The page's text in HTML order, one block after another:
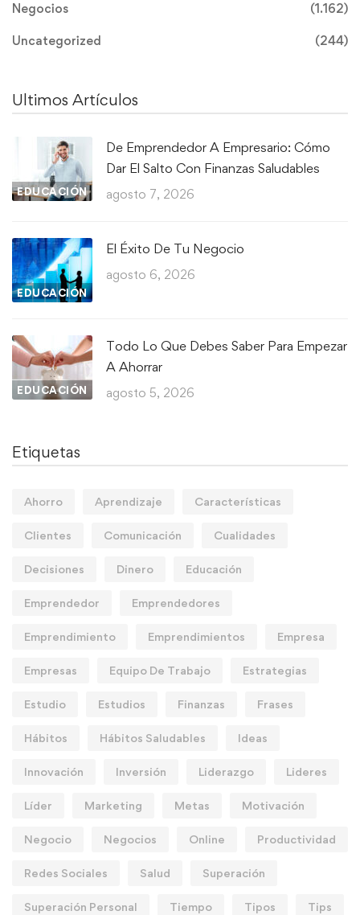
Negocios (1.162)
Uncategorized (244)
Ultimos Artículos
EDUCACIÓN
De Emprendedor A Empresario: Cómo
Dar El Salto Con Finanzas Saludables
agosto 7, 2026
EDUCACIÓN
El Éxito De Tu Negocio
agosto 6, 2026
EDUCACIÓN
Todo Lo Que Debes Saber Para Empezar
A Ahorrar
agosto 5, 2026
Etiquetas
Ahorro Aprendizaje Características
Clientes Comunicación Cualidades
Decisiones Dinero Educación
Emprendedor Emprendedores
Emprendimiento Emprendimientos Empresa
Empresas Equipo De Trabajo Estrategias
Estudio Estudios Finanzas Frases
Hábitos Hábitos Saludables Ideas
Innovación Inversión Liderazgo Lideres
Líder Marketing Metas Motivación
Negocio Negocios Online Productividad
Redes Sociales Salud Superación
Superación Personal Tiempo Tipos Tips